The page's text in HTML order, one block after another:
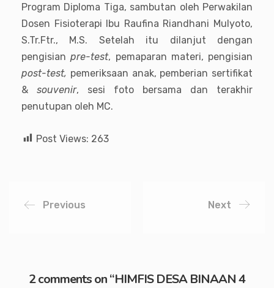
Program Diploma Tiga, sambutan oleh Perwakilan
Dosen Fisioterapi Ibu Raufina Riandhani Mulyoto,
S.Tr.Ftr., M.S. Setelah itu dilanjut dengan
pengisianpre-test, pemaparan materi, pengisian
post-test, pemeriksaan anak, pemberian sertifikat
& souvenir, sesi foto bersama dan terakhir
penutupan oleh MC.
Post Views: 263
Previous Next
2 comments on “HIMFIS DESA BINAAN 4